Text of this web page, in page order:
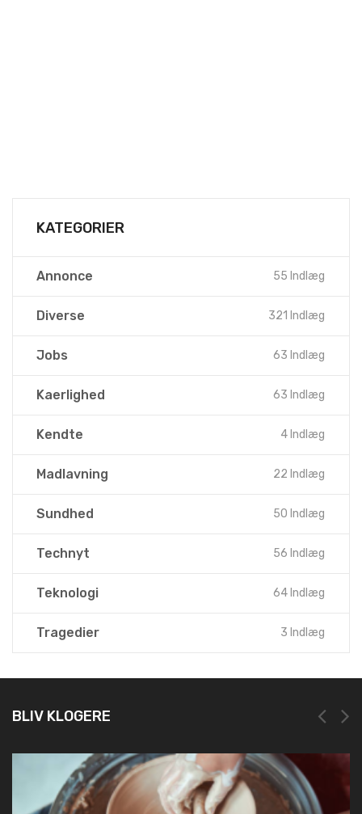
KATEGORIER
Annonce 55 Indlæg
Diverse 321 Indlæg
Jobs 63 Indlæg
Kaerlighed 63 Indlæg
Kendte 4 Indlæg
Madlavning 22 Indlæg
Sundhed 50 Indlæg
Technyt 56 Indlæg
Teknologi 64 Indlæg
Tragedier 3 Indlæg
BLIV KLOGERE
NEM OG HURTIG REGISTRERING HOS
19. marts 2025